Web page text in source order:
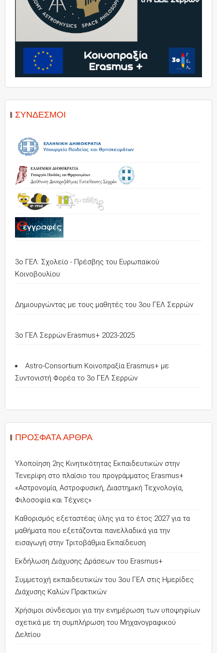
ΣΎΝΔΕΣΜΟΙ
3ο ΓΕΛ: Σχολείο - Πρέσβης του Ευρωπαϊκού
Κοινοβουλίου
Δημιουργώντας με τους μαθητές του 3ου ΓΕΛ Σερρών
3o ΓΕΛ Σερρών:Erasmus+ 2023-2025
Astro-Consortium Κοινοπραξία Erasmus+ με
Συντονιστή Φορέα το 3ο ΓΕΛ Σερρών
ΠΡΌΣΦΑΤΑ ΆΡΘΡΑ
Υλοποίηση 2ης Κινητικότητας Εκπαιδευτικών στην
Τενερίφη στο πλαίσιο του προγράμματος Erasmus+
«Αστρονομία, Αστροφυσική, Διαστημική Τεχνολογία,
Φιλοσοφία και Τέχνες»
Καθορισμός εξεταστέας ύλης για το έτος 2027 για τα
μαθήματα που εξετάζονται πανελλαδικά για την
εισαγωγή στην Τριτοβάθμια Εκπαίδευση
Εκδήλωση Διάχυσης Δράσεων του Erasmus+
Συμμετοχή εκπαιδευτικών του 3ου ΓΕΛ στις Ημερίδες
Διάχυσης Καλών Πρακτικών
Χρήσιμοι σύνδεσμοι για την ενημέρωση των υποψηφίων
σχετικά με τη συμπλήρωση του Μηχανογραφικού
Δελτίου